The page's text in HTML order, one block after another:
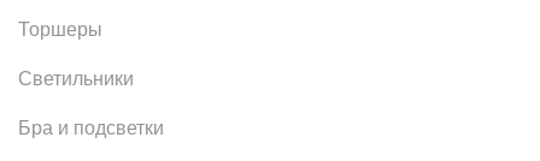
Торшеры
Светильники
Бра и подсветки